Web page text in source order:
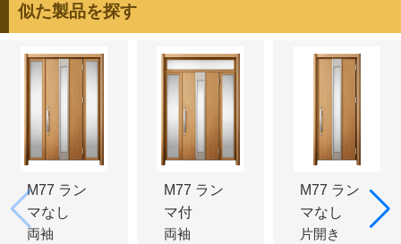
似た製品を探す
M77 ラン
マなし
両袖
M77 ラン
マ付
両袖
M77 ラン
マなし
片開き